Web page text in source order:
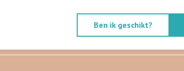
Ben ik geschikt?